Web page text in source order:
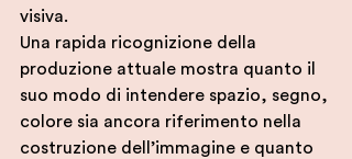
visiva.
Una rapida ricognizione della
produzione attuale mostra quanto il
suo modo di intendere spazio, segno,
colore sia ancora riferimento nella
costruzione dell’immagine e quanto